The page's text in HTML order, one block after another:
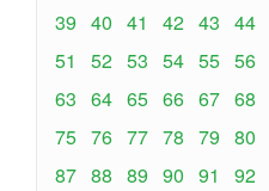
39 40 41 42 43 44
51
52 53 54 55 56
63 64 65 66 67 68
75 76 77 78 79 80
87 88 89 90 91 92